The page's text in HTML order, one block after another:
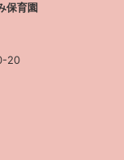
保育園
20